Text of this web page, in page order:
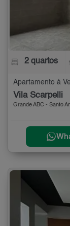
2 quartos
Apartamento à
Vila Scarpelli
Grande ABC - Santo